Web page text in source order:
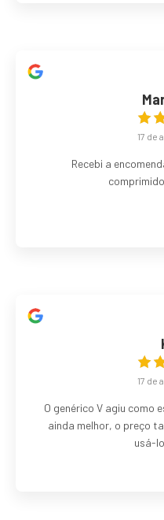
17 de
Recebi a
17 de
O genérico V agiu como
ainda melhor, o preço
usá-lo